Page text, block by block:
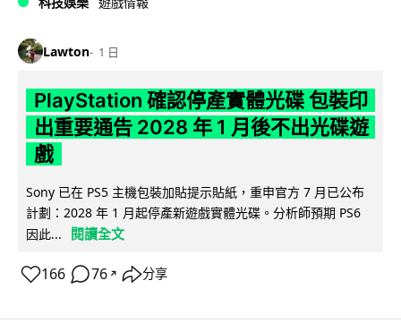
Lawton 1 日
PlayStation 確認停產實體光碟 包裝印
出重要通告 2028 年 1 月後不出光碟遊
戲
Sony 已在 PS5 主機包裝加貼提示貼紙，重申官方 7 月已公布
計劃：2028 年 1 月起停產新遊戲實體光碟。分析師預期 PS6
因此...
閱讀全文
166 76 ↗ 分享